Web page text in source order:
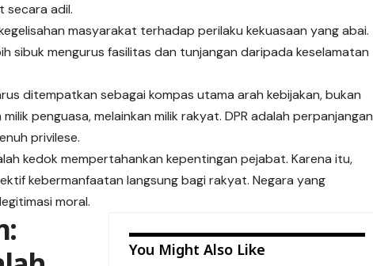
secara adil.
masyarakat terhadap perilaku kekuasaan yang abai.
sibuk mengurus fasilitas dan tunjangan daripada keselamatan
ditempatkan sebagai kompas utama arah kebijakan, bukan
penguasa, melainkan milik rakyat. DPR adalah perpanjangan
privilese.
kedok mempertahankan kepentingan pejabat. Karena itu,
kebermanfaatan langsung bagi rakyat. Negara yang
moral.
You Might Also Like